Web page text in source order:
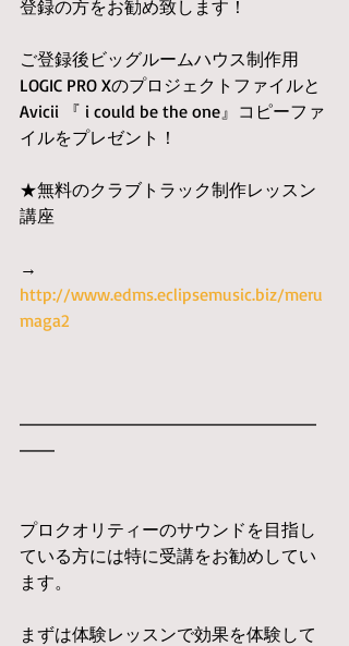
登録の方をお勧め致します！
ご登録後ビッグルームハウス制作用
LOGIC PRO Xのプロジェクトファイルと
Avicii 『 i could be the one』コピーファ
イルをプレゼント！
★無料のクラブトラック制作レッスン
講座
→
http://www.edms.eclipsemusic.biz/meru
maga2
━━━━━━━━━━━━━━━━━
━━
プロクオリティーのサウンドを目指し
ている方には特に受講をお勧めしてい
ます。
まずは体験レッスンで効果を体験して